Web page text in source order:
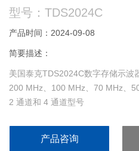
型号：TDS2024C
产品时间：2024-09-08
简要描述：
美国泰克TDS2024C数字存储示波
200 MHz、100 MHz、70 MHz、
2 通道和 4 通道型号
高级触发，包括脉宽触发和选行视
产品咨询